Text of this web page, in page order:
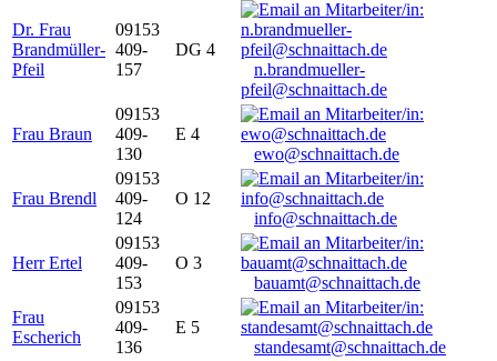
Dr. Frau
Brandmüller-
Pfeil
09153
409-
157
DG 4
n.brandmueller-
pfeil@schnaittach.de
Frau Braun
09153
409-
130
E 4
ewo@schnaittach.de
Frau Brendl
09153
409-
124
O 12
info@schnaittach.de
Herr Ertel
09153
409-
153
O 3
bauamt@schnaittach.de
Frau
Escherich
09153
409-
136
E 5
standesamt@schnaittach.de